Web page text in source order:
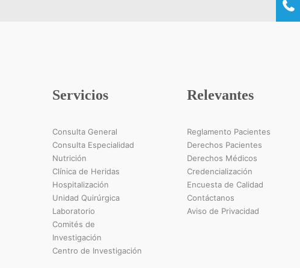
Servicios
Consulta General
Consulta Especialidad
Nutrición
Clínica de Heridas
Hospitalización
Unidad Quirúrgica
Laboratorio
Comités de
Investigación
Centro de Investigación
Relevantes
Reglamento Pacientes
Derechos Pacientes
Derechos Médicos
Credencialización
Encuesta de Calidad
Contáctanos
Aviso de Privacidad